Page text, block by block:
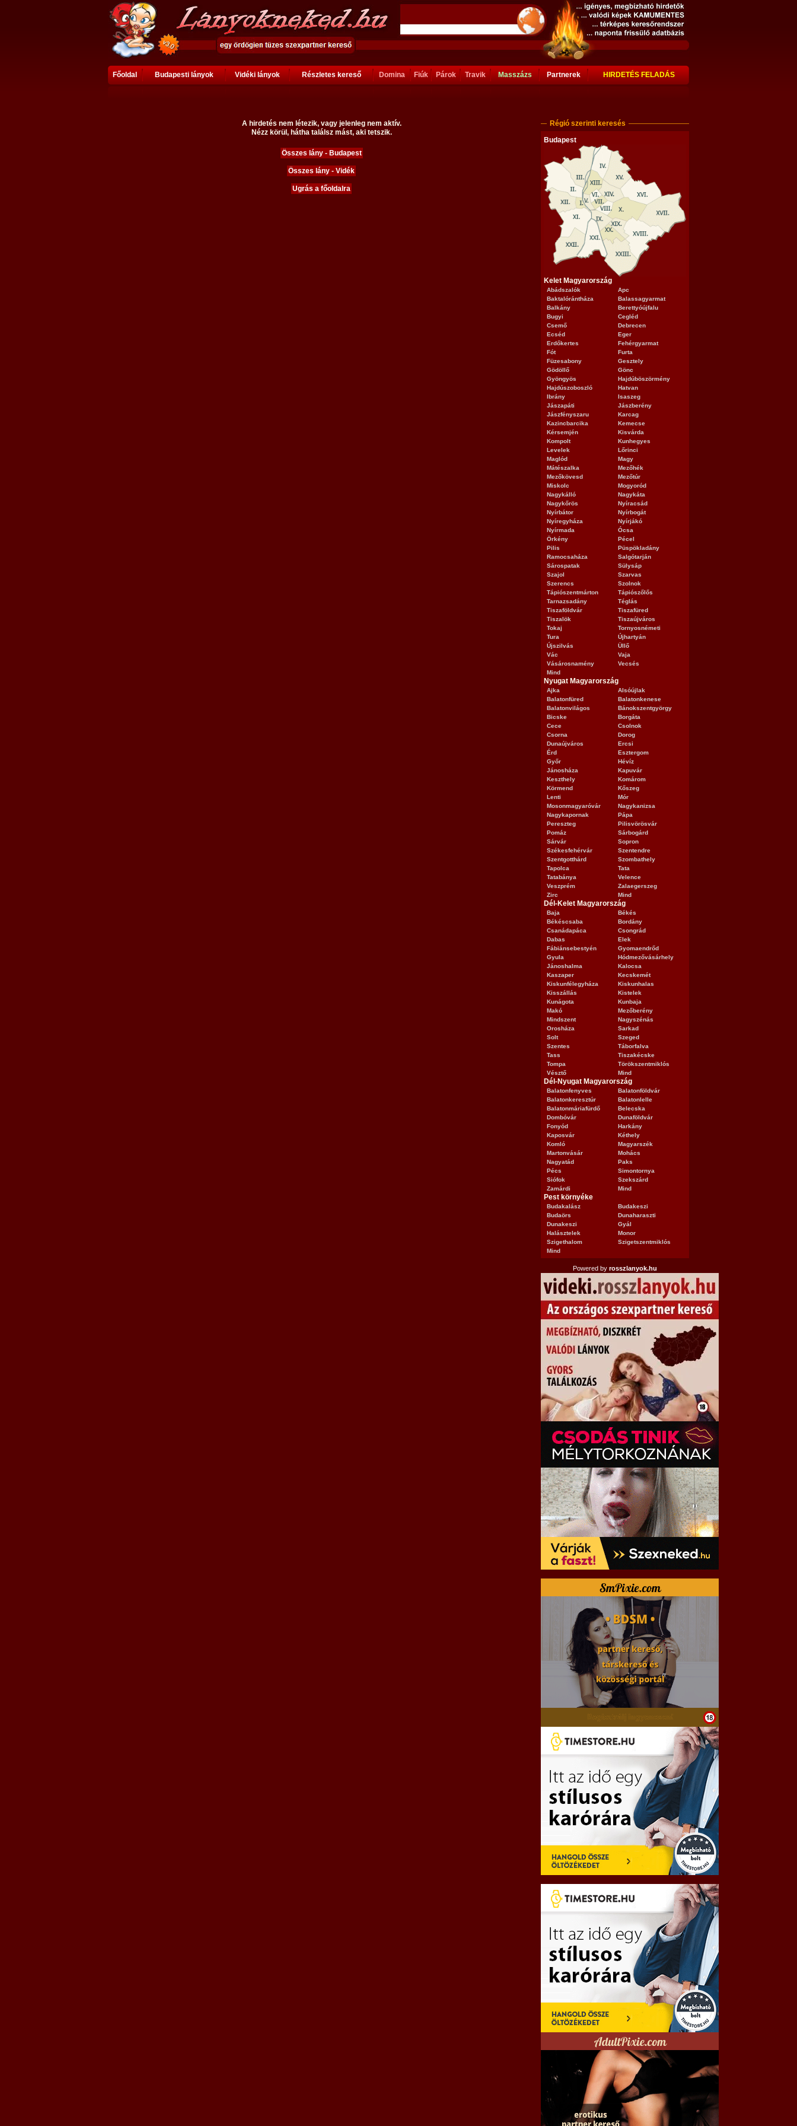
Főoldal Budapesti lányok Vidéki lányok Részletes kereső Domina Fiúk Párok Travik Masszázs Partnerek HIRDETÉS FELADÁS
A hirdetés nem létezik, vagy jelenleg nem aktív.
Nézz körül, hátha találsz mást, aki tetszik.
Összes lány - Budapest
Összes lány - Vidék
Ugrás a főoldalra
Régió szerinti keresés
Budapest
Kelet Magyarország
Abádszalók
Apc
Baktalórántháza
Balassagyarmat
Balkány
Berettyóújfalu
Bugyi
Cegléd
Csemő
Debrecen
Ecséd
Eger
Erdőkertes
Fehérgyarmat
Fót
Furta
Füzesabony
Gesztely
Gödöllő
Gönc
Gyöngyös
Hajdúböszörmény
Hajdúszoboszló
Hatvan
Ibrány
Isaszeg
Jászapáti
Jászberény
Jászfényszaru
Karcag
Kazincbarcika
Kemecse
Kérsemjén
Kisvárda
Kompolt
Kunhegyes
Levelek
Lőrinci
Maglód
Magy
Mátészalka
Mezőhék
Mezőkövesd
Mezőtúr
Miskolc
Mogyoród
Nagykálló
Nagykáta
Nagykőrös
Nyíracsád
Nyírbátor
Nyírbogát
Nyíregyháza
Nyírjákó
Nyírmada
Ócsa
Örkény
Pécel
Pilis
Püspökladány
Ramocsaháza
Salgótarján
Sárospatak
Sülysáp
Szajol
Szarvas
Szerencs
Szolnok
Tápiószentmárton
Tápiószőlős
Tarnazsadány
Téglás
Tiszaföldvár
Tiszafüred
Tiszalök
Tiszaújváros
Tokaj
Tornyosnémeti
Tura
Újhartyán
Újszilvás
Üllő
Vác
Vaja
Vásárosnamény
Vecsés
Mind
Nyugat Magyarország
Ajka
Alsóújlak
Balatonfüred
Balatonkenese
Balatonvilágos
Bánokszentgyörgy
Bicske
Borgáta
Cece
Csolnok
Csorna
Dorog
Dunaújváros
Ercsi
Érd
Esztergom
Győr
Hévíz
Jánosháza
Kapuvár
Keszthely
Komárom
Körmend
Kőszeg
Lenti
Mór
Mosonmagyaróvár
Nagykanizsa
Nagykapornak
Pápa
Pereszteg
Pilisvörösvár
Pomáz
Sárbogárd
Sárvár
Sopron
Székesfehérvár
Szentendre
Szentgotthárd
Szombathely
Tapolca
Tata
Tatabánya
Velence
Veszprém
Zalaegerszeg
Zirc
Mind
Dél-Kelet Magyarország
Baja
Békés
Békéscsaba
Bordány
Csanádapáca
Csongrád
Dabas
Elek
Fábiánsebestyén
Gyomaendrőd
Gyula
Hódmezővásárhely
Jánoshalma
Kalocsa
Kaszaper
Kecskemét
Kiskunfélegyháza
Kiskunhalas
Kisszállás
Kistelek
Kunágota
Kunbaja
Makó
Mezőberény
Mindszent
Nagyszénás
Orosháza
Sarkad
Solt
Szeged
Szentes
Táborfalva
Tass
Tiszakécske
Tompa
Törökszentmiklós
Vésztő
Mind
Dél-Nyugat Magyarország
Balatonfenyves
Balatonföldvár
Balatonkeresztúr
Balatonlelle
Balatonmáriafürdő
Belecska
Dombóvár
Dunaföldvár
Fonyód
Harkány
Kaposvár
Kéthely
Komló
Magyarszék
Martonvásár
Mohács
Nagyatád
Paks
Pécs
Simontornya
Siófok
Szekszárd
Zamárdi
Mind
Pest környéke
Budakalász
Budakeszi
Budaörs
Dunaharaszti
Dunakeszi
Gyál
Halásztelek
Monor
Szigethalom
Szigetszentmiklós
Mind
Powered by rosszlanyok.hu